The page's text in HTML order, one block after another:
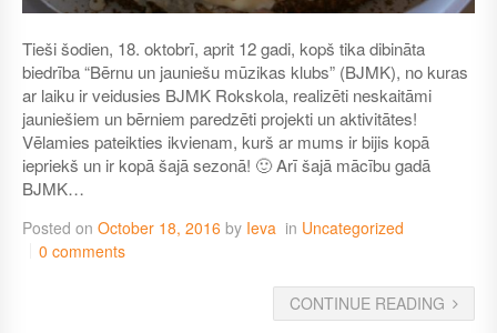
Tieši šodien, 18. oktobrī, aprit 12 gadi, kopš tika dibināta
biedrība “Bērnu un jauniešu mūzikas klubs” (BJMK), no kuras
ar laiku ir veidusies BJMK Rokskola, realizēti neskaitāmi
jauniešiem un bērniem paredzēti projekti un aktivitātes!
Vēlamies pateikties ikvienam, kurš ar mums ir bijis kopā
iepriekš un ir kopā šajā sezonā! 🙂 Arī šajā mācību gadā
BJMK…
Posted on October 18, 2016 by Ieva in Uncategorized
0 comments
CONTINUE READING